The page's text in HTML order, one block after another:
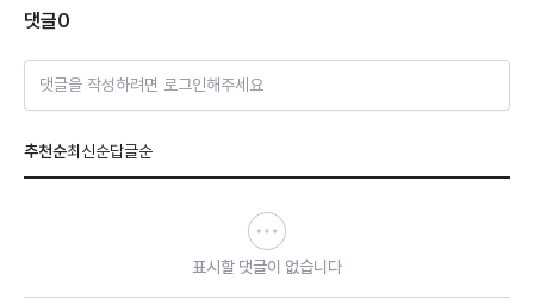
댓글0
댓글을 작성하려면 로그인해주세요
추천순최신순답글순
표시할 댓글이 없습니다